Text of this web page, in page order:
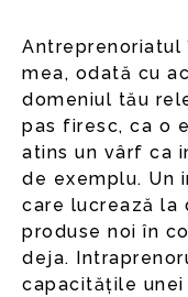
Antreprenoriatul
mea, odată cu
domeniul tău
pas firesc, ca o
atins un vârf ca
de exemplu. Un
care lucrează la
produse noi în
deja.
capacitățile unei